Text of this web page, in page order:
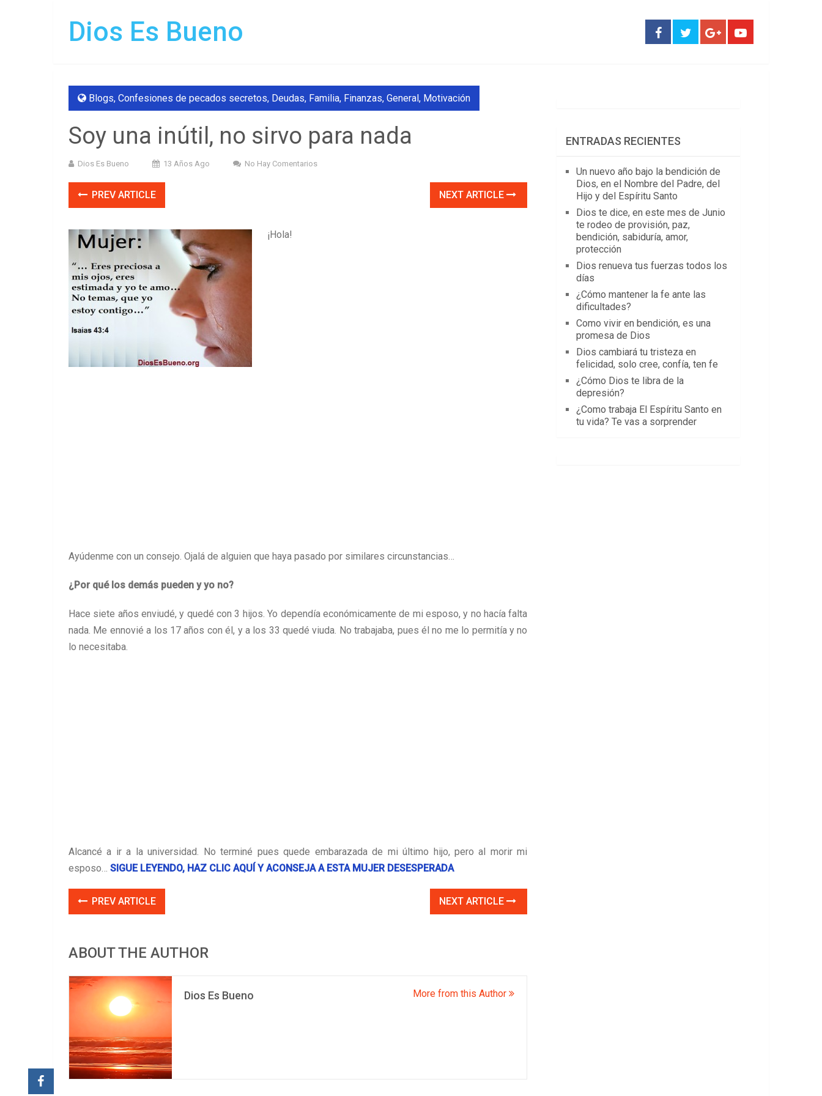
Dios Es Bueno
Blogs, Confesiones de pecados secretos, Deudas, Familia, Finanzas, General, Motivación
Soy una inútil, no sirvo para nada
Dios Es Bueno 13 Años Ago No Hay Comentarios
PREV ARTICLE NEXT ARTICLE
¡Hola!
Ayúdenme con un consejo. Ojalá de alguien que haya pasado por similares circunstancias…
¿Por qué los demás pueden y yo no?
Hace siete años enviudé, y quedé con 3 hijos. Yo dependía económicamente de mi esposo, y no hacía falta
nada. Me ennovié a los 17 años con él, y a los 33 quedé viuda. No trabajaba, pues él no me lo permitía y no
lo necesitaba.
Alcancé a ir a la universidad. No terminé pues quede embarazada de mi último hijo, pero al morir mi
esposo… SIGUE LEYENDO, HAZ CLIC AQUÍ Y ACONSEJA A ESTA MUJER DESESPERADA
PREV ARTICLE NEXT ARTICLE
ABOUT THE AUTHOR
Dios Es Bueno More from this Author
ENTRADAS RECIENTES
Un nuevo año bajo la bendición de
Dios, en el Nombre del Padre, del
Hijo y del Espíritu Santo
Dios te dice, en este mes de Junio
te rodeo de provisión, paz,
bendición, sabiduría, amor,
protección
Dios renueva tus fuerzas todos los
días
¿Cómo mantener la fe ante las
dificultades?
Como vivir en bendición, es una
promesa de Dios
Dios cambiará tu tristeza en
felicidad, solo cree, confía, ten fe
¿Cómo Dios te libra de la
depresión?
¿Como trabaja El Espíritu Santo en
tu vida? Te vas a sorprender